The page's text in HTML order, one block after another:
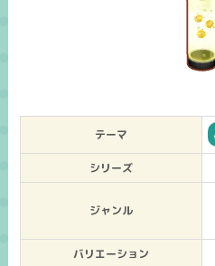
テーマ
シリーズ
ジャンル
バリエーション